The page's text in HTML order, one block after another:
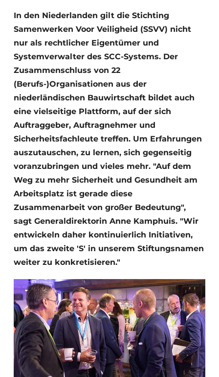
Datenschutz / Cookie-Erklärung
Ein Stellenangebot registrieren
In den Niederlanden gilt die Stichting
Samenwerken Voor Veiligheid (SSVV) nicht
nur als rechtlicher Eigentümer und
Systemverwalter des SCC-Systems. Der
Zusammenschluss von 22
(Berufs-)Organisationen aus der
niederländischen Bauwirtschaft bildet auch
eine vielseitige Plattform, auf der sich
Auftraggeber, Auftragnehmer und
Sicherheitsfachleute treffen. Um Erfahrungen
auszutauschen, zu lernen, sich gegenseitig
voranzubringen und vieles mehr. "Auf dem
Weg zu mehr Sicherheit und Gesundheit am
Arbeitsplatz ist gerade diese
Zusammenarbeit von großer Bedeutung",
sagt Generaldirektorin Anne Kamphuis. "Wir
entwickeln daher kontinuierlich Initiativen,
um das zweite 'S' in unserem Stiftungsnamen
weiter zu konkretisieren."